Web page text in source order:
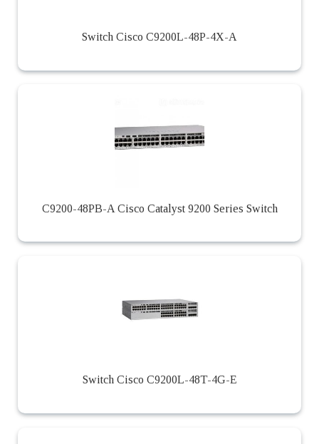
Switch Cisco C9200L-48P-4X-A
C9200-48PB-A Cisco Catalyst 9200 Series Switch
Switch Cisco C9200L-48T-4G-E